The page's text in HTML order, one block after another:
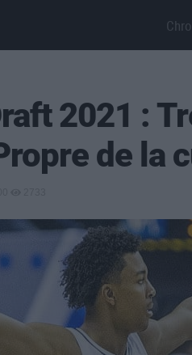
2021 :
de la